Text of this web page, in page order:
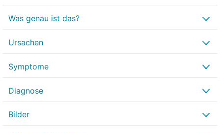
Was genau ist das?
Ursachen
Symptome
Diagnose
Bilder